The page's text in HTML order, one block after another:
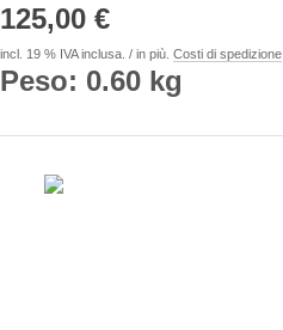
125,00 €
incl. 19 % IVA inclusa. / in più. Costi di spedizione
Peso: 0.60 kg